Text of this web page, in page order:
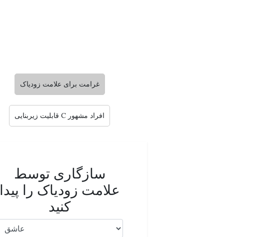
غرامت برای علامت زودیاک
قابلیت زیربنایی C افراد مشهور
سازگاری توسط
علامت زودیاک را پیدا
کنید